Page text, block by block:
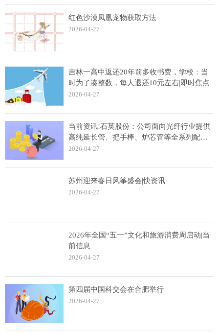
红色沙漠凤凰宠物获取方法
2026-04-27
吉林一高中返还20年前多收书费，学校：当
时为了凑整数，每人退还10元左右|即时焦点
2026-04-27
当前资讯!石英股份：公司面向光纤行业提供
高纯延长管、把手棒、炉芯管等全系列配套
材料，同时也积极推广光纤用衬套管
2026-04-27
苏州迎来春日风筝盛会|快资讯
2026-04-27
2026年全国“五一”文化和旅游消费周启动|当
前信息
2026-04-27
第四届中国科交会在合肥举行
2026-04-27